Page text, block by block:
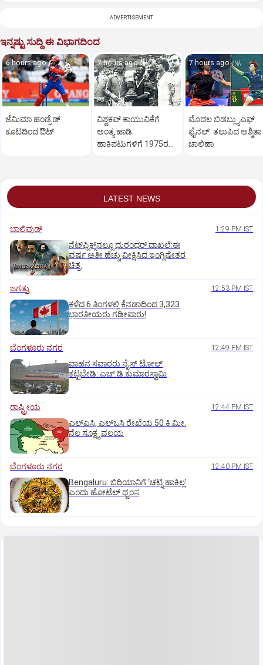
ADVERTISEMENT
ಇನ್ನಷ್ಟು ಸುದ್ದಿ ಈ ವಿಭಾಗದಿಂದ
6 hours ago
ಜೆಮಿಮಾ ಹಂಡ್ರೆಡ್‌
ಕೂಟದಿಂದ ಔಟ್‌
7 hours ago
ವಿಶ್ವಕಪ್‌ ಕಾಯುವಿಕೆಗೆ
ಅಂತ್ಯ ಹಾಡಿ:
ಹಾಕಿಪಟುಗಳಿಗೆ 1975ರ
7 hours ago
ಮೊದಲ ಬಿಡಬ್ಲ್ಯುಎಫ್‌
ಫೈನಲ್‌ ತಲುಪಿದ ಅಶ್ಮಿತಾ
ಚಾಲಿಹಾ
LATEST NEWS
ಬಾಲಿವುಡ್‌ 1:29 PM IST
ನೆಟ್‌ಫ್ಲಿಕ್ಸ್‌ನಲ್ಲೂ ಧುರಂಧರ್‌ ದಾಖಲೆ:ಈ
ವರ್ಷ ಅತೀ ಹೆಚ್ಚು ವೀಕ್ಷಿಸಿದ ಇಂಗ್ಲಿಷೇತರ
ಚಿತ್ರ
ಜಗತ್ತು 12:53 PM IST
ಕಳೆದ 6 ತಿಂಗಳಲ್ಲಿ ಕೆನಡಾದಿಂದ 3,323
ಭಾರತೀಯರು ಗಡೀಪಾರು!
ಬೆಂಗಳೂರು ನಗರ 12:49 PM IST
ವಾಹನ ಸವಾರರು ನೈಸ್‌ ಟೋಲ್‌
ಕಟ್ಟಬೇಡಿ: ಎಚ್‌.ಡಿ.ಕುಮಾರಸ್ವಾಮಿ
ರಾಷ್ಟ್ರೀಯ 12:44 PM IST
ಎಲ್‌ಎಸಿ, ಎಲ್‌ಒಸಿ ರೇಖೆಯ 50 ಕಿ.ಮೀ.
ನೆಲ ಸೂಕ್ಷ್ಮ ವಲಯ
ಬೆಂಗಳೂರು ನಗರ 12:40 PM IST
Bengaluru: ಬಿರಿಯಾನಿಗೆ ‘ಚಟ್ನಿ ಹಾಕಿಲ್ಲ’
ಎಂದು ಹೋಟೆಲ್‌ ಧ್ವಂಸ